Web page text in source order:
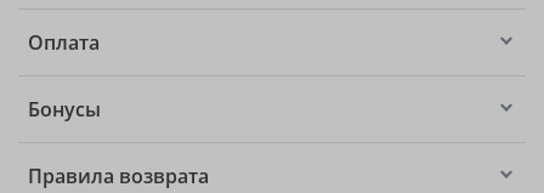
Оплата
Бонусы
Правила возврата